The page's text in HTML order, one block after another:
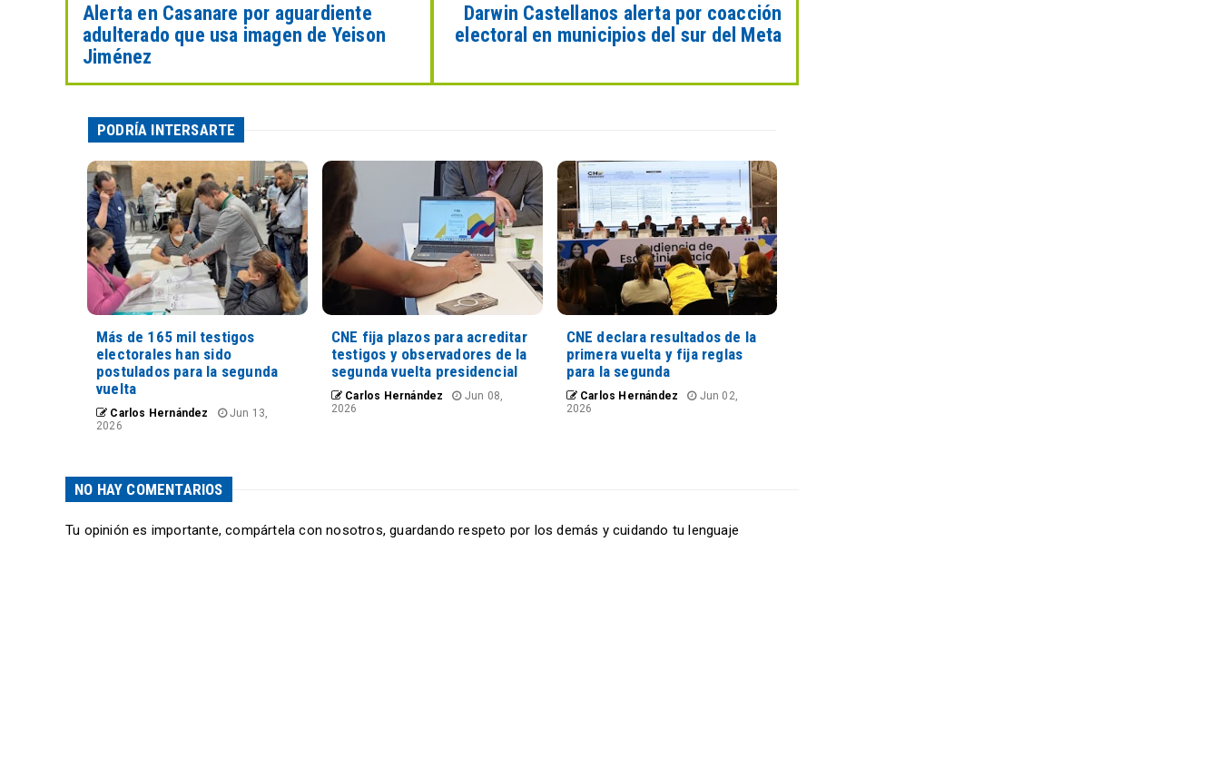
Alerta en Casanare por aguardiente
adulterado que usa imagen de Yeison
Jiménez
Darwin Castellanos alerta por coacción
electoral en municipios del sur del Meta
PODRÍA INTERSARTE
Más de 165 mil testigos
electorales han sido
postulados para la segunda
vuelta
Carlos Hernández
Jun 13,
2026
CNE fija plazos para acreditar
testigos y observadores de la
segunda vuelta presidencial
Carlos Hernández
Jun 08,
2026
CNE declara resultados de la
primera vuelta y fija reglas
para la segunda
Carlos Hernández
Jun 02,
2026
NO HAY COMENTARIOS
Tu opinión es importante, compártela con nosotros, guardando respeto por los demás y cuidando tu lenguaje